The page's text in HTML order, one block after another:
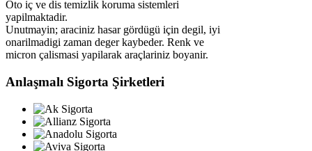
Oto iç ve dis temizlik koruma sistemleri
yapilmaktadir.
Unutmayin; araciniz hasar gördügü için degil, iyi
onarilmadigi zaman deger kaybeder. Renk ve
micron çalismasi yapilarak araçlariniz boyanir.
Anlaşmalı Sigorta Şirketleri